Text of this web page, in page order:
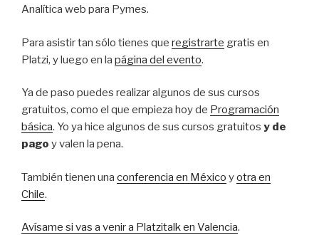
Analítica web para Pymes.
Para asistir tan sólo tienes que registrarte gratis en
Platzi, y luego en la página del evento.
Ya de paso puedes realizar algunos de sus cursos
gratuitos, como el que empieza hoy de Programación
básica. Yo ya hice algunos de sus cursos gratuitos y de
pago y valen la pena.
También tienen una conferencia en México yotra en
Chile.
Avísame si vas a venir a Platzitalk en Valencia.